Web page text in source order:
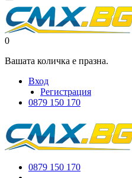
0
Вашата количка е празна.
Вход
Регистрация
0879 150 170
0879 150 170